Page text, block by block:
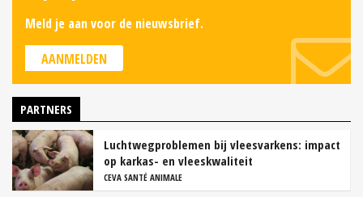
Meld je aan voor de nieuwsbrief.
AANMELDEN
PARTNERS
Luchtwegproblemen bij vleesvarkens: impact
op karkas- en vleeskwaliteit
CEVA SANTÉ ANIMALE